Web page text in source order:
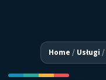
Home / Usługi /